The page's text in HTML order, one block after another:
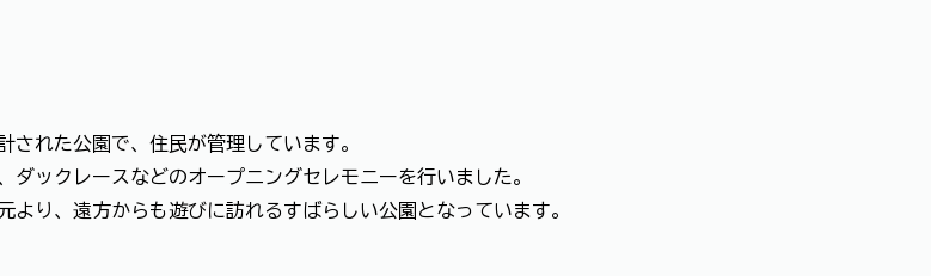
れた公園で、住民が管理しています。
ックレースなどのオープニングセレモニーを行いました。
り、遠方からも遊びに訪れるすばらしい公園となっています。